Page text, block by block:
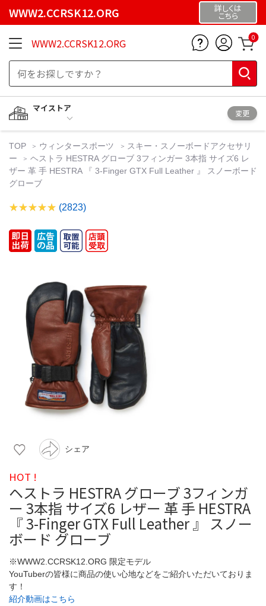
WWW2.CCRSK12.ORG 詳しくは
こちら
WWW2.CCRSK12.ORG 0
マイストア
変更
TOP ウィンタースポーツ
スキー・スノーボードアクセサリ
ー
ヘストラ HESTRA グローブ 3フィンガー 3本指 サイズ6 レ
ザー 革 手 HESTRA 『 3-Finger GTX Full Leather 』 スノーボード
グローブ
(2823)
シェア
HOT !
ヘストラ HESTRA グローブ 3フィンガ
ー 3本指 サイズ6 レザー 革 手 HESTRA
『 3-Finger GTX Full Leather 』 スノー
ボード グローブ
※WWW2.CCRSK12.ORG 限定モデル
YouTuberの皆様に商品の使い心地などをご紹介いただいておりま
す！
紹介動画はこちら